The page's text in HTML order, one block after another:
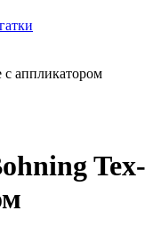
с аппликатором
Tex-